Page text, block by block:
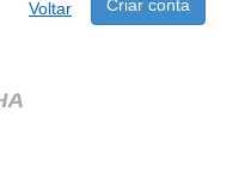
Voltar Criar conta